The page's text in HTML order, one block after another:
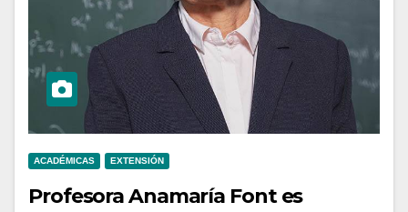
ACADÉMICAS EXTENSIÓN
Profesora Anamaría Font es